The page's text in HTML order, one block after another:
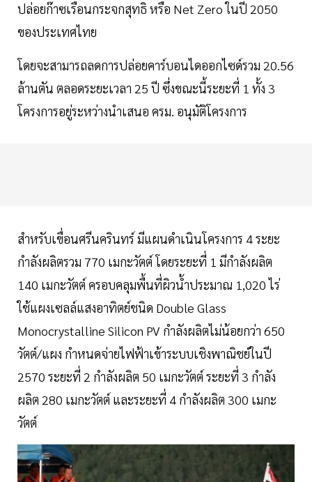
ปล่อยก๊าซเรือนกระจกสุทธิ หรือ Net Zero ในปี 2050
ของประเทศไทย
โดยจะสามารถลดการปล่อยคาร์บอนไดออกไซด์รวม 20.56
ล้านตัน ตลอดระยะเวลา 25 ปี ซึ่งขณะนี้ระยะที่ 1 ทั้ง 3
โครงการอยู่ระหว่างนำเสนอ ครม. อนุมัติโครงการ
สำหรับเขื่อนศรีนครินทร์ มีแผนดำเนินโครงการ 4 ระยะ
กำลังผลิตรวม 770 เมกะวัตต์ โดยระยะที่ 1 มีกำลังผลิต
140 เมกะวัตต์ ครอบคลุมพื้นที่ผิวน้ำประมาณ 1,020 ไร่
ใช้แผงเซลล์แสงอาทิตย์ชนิด Double Glass
Monocrystalline Silicon PV กำลังผลิตไม่น้อยกว่า 650
วัตต์/แผง กำหนดจ่ายไฟฟ้าเข้าระบบเชิงพาณิชย์ในปี
2570 ระยะที่ 2 กำลังผลิต 50 เมกะวัตต์ ระยะที่ 3 กำลัง
ผลิต 280 เมกะวัตต์ และระยะที่ 4 กำลังผลิต 300 เมกะ
วัตต์